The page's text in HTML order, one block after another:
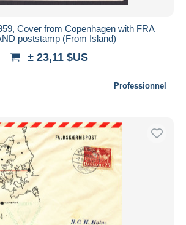
Appliquer
Cover from Copenhagen with FRA
poststamp (From Island)
± 23,11 $US
Professionnel